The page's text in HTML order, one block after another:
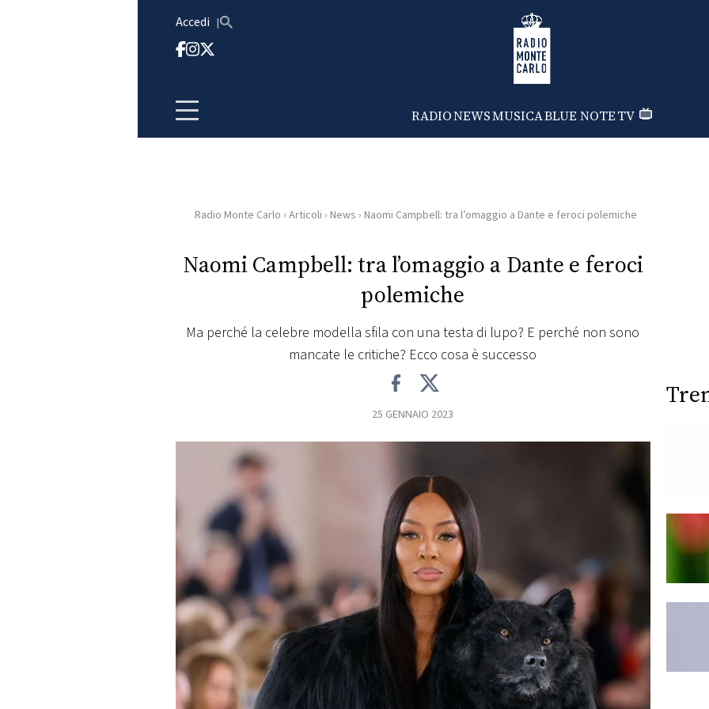
Accedi Radio Monte Carlo
RADIONEWSMUSICABLUE NOTETV
HOME
RADIO
RADIO
CONCORSI
EVENTI
VIDEO
TV
PRINCIPATO
Radio Monte Carlo › Articoli › News › Naomi Campbell: tra l’omaggio a Dante e feroci polemiche
Naomi Campbell: tra l’omaggio a Dante e feroci
polemiche
Ma perché la celebre modella sfila con una testa di lupo? E perché non sono
mancate le critiche? Ecco cosa è successo
25 GENNAIO 2023